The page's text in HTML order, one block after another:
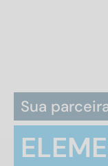
Sua